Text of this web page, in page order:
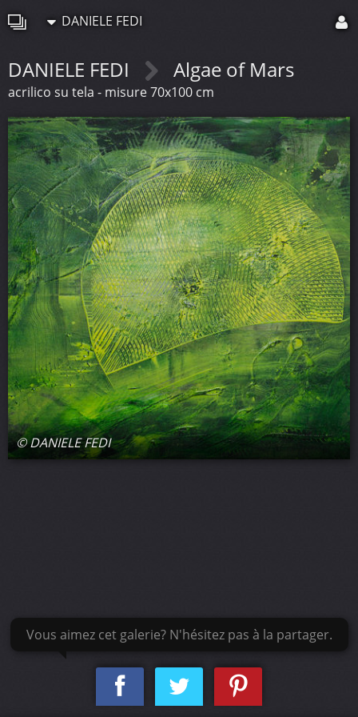
DANIELE FEDI
DANIELE FEDI Algae of Mars
acrilico su tela - misure 70x100 cm
© DANIELE FEDI
Vous aimez cet galerie? N'hésitez pas à la partager.